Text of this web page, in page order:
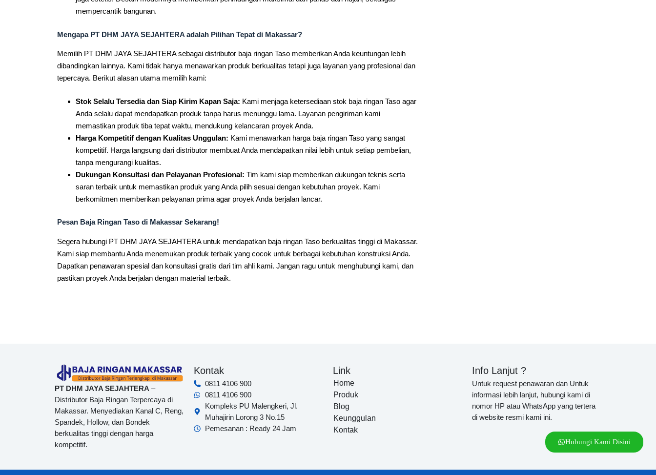
mempercantik bangunan.
Mengapa PT DHM JAYA SEJAHTERA adalah Pilihan Tepat di Makassar?
Memilih PT DHM JAYA SEJAHTERA sebagai distributor baja ringan Taso memberikan Anda keuntungan lebih
dibandingkan lainnya. Kami tidak hanya menawarkan produk berkualitas tetapi juga layanan yang profesional dan
tepercaya. Berikut alasan utama memilih kami:
Stok Selalu Tersedia dan Siap Kirim Kapan Saja: Kami menjaga ketersediaan stok baja ringan Taso agar
Anda selalu dapat mendapatkan produk tanpa harus menunggu lama. Layanan pengiriman kami
memastikan produk tiba tepat waktu, mendukung kelancaran proyek Anda.
Harga Kompetitif dengan Kualitas Unggulan: Kami menawarkan harga baja ringan Taso yang sangat
kompetitif. Harga langsung dari distributor membuat Anda mendapatkan nilai lebih untuk setiap pembelian,
tanpa mengurangi kualitas.
Dukungan Konsultasi dan Pelayanan Profesional: Tim kami siap memberikan dukungan teknis serta
saran terbaik untuk memastikan produk yang Anda pilih sesuai dengan kebutuhan proyek. Kami
berkomitmen memberikan pelayanan prima agar proyek Anda berjalan lancar.
Pesan Baja Ringan Taso di Makassar Sekarang!
Segera hubungi PT DHM JAYA SEJAHTERA untuk mendapatkan baja ringan Taso berkualitas tinggi di Makassar.
Kami siap membantu Anda menemukan produk terbaik yang cocok untuk berbagai kebutuhan konstruksi Anda.
Dapatkan penawaran spesial dan konsultasi gratis dari tim ahli kami. Jangan ragu untuk menghubungi kami, dan
pastikan proyek Anda berjalan dengan material terbaik.
PT DHM JAYA SEJAHTERA –
Distributor Baja Ringan Terpercaya di
Makassar. Menyediakan Kanal C, Reng,
Spandek, Hollow, dan Bondek
berkualitas tinggi dengan harga
kompetitif.
Kontak
0811 4106 900
0811 4106 900
Kompleks PU Malengkeri, Jl.
Muhajirin Lorong 3 No.15
Pemesanan : Ready 24 Jam
Link
Home
Produk
Blog
Keunggulan
Kontak
Info Lanjut ?
Untuk request penawaran dan Untuk
informasi lebih lanjut, hubungi kami di
nomor HP atau WhatsApp yang tertera
di website resmi kami ini.
Hubungi Kami Disini